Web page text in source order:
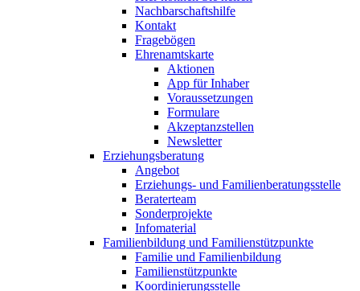
Nachbarschaftshilfe
Kontakt
Fragebögen
Ehrenamtskarte
Aktionen
App für Inhaber
Voraussetzungen
Formulare
Akzeptanzstellen
Newsletter
Erziehungsberatung
Angebot
Erziehungs- und Familienberatungsstelle
Beraterteam
Sonderprojekte
Infomaterial
Familienbildung und Familienstützpunkte
Familie und Familienbildung
Familienstützpunkte
Koordinierungsstelle